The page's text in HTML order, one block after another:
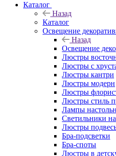
Каталог
Назад
Каталог
Освещение
Назад
Освещение
Люстры
Люстры с
Люстры кантри
Люстры модерн
Люстры
Люстры стиль
Лампы
Светильники
Люстры
Бра-подсветки
Бра-споты
Люстры в